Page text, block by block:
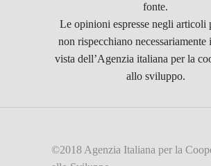
fonte.
Le opinioni espresse negli articoli
non rispecchiano
vista dell’Agenzia italiana per la
allo sviluppo.
©2018 Agenzia Italiana per la